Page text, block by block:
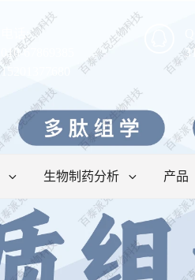
电话:
010-67869385
15201377680
生物制药分析 产品